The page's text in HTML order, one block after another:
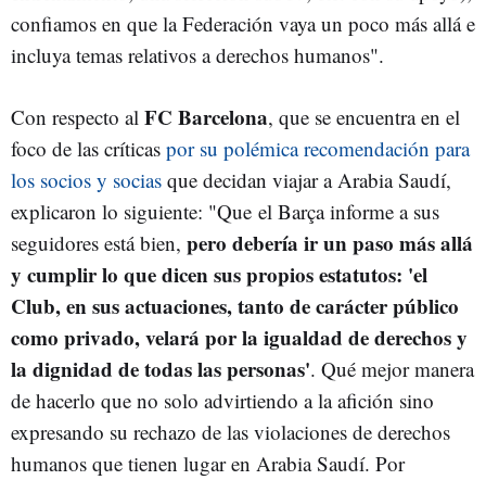
confiamos en que la Federación vaya un poco más allá e
incluya temas relativos a derechos humanos".
Con respecto al FC Barcelona, que se encuentra en el
foco de las críticas por su polémica recomendación para
los socios y socias que decidan viajar a Arabia Saudí,
explicaron lo siguiente: "Que el Barça informe a sus
seguidores está bien, pero debería ir un paso más allá
y cumplir lo que dicen sus propios estatutos: 'el
Club, en sus actuaciones, tanto de carácter público
como privado, velará por la igualdad de derechos y
la dignidad de todas las personas'. Qué mejor manera
de hacerlo que no solo advirtiendo a la afición sino
expresando su rechazo de las violaciones de derechos
humanos que tienen lugar en Arabia Saudí. Por